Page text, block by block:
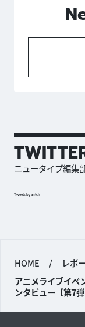
ニュータイプ編集
Tweets by antch
HOME / レポ
アニメライブイベ
ンタビュー【第7弾